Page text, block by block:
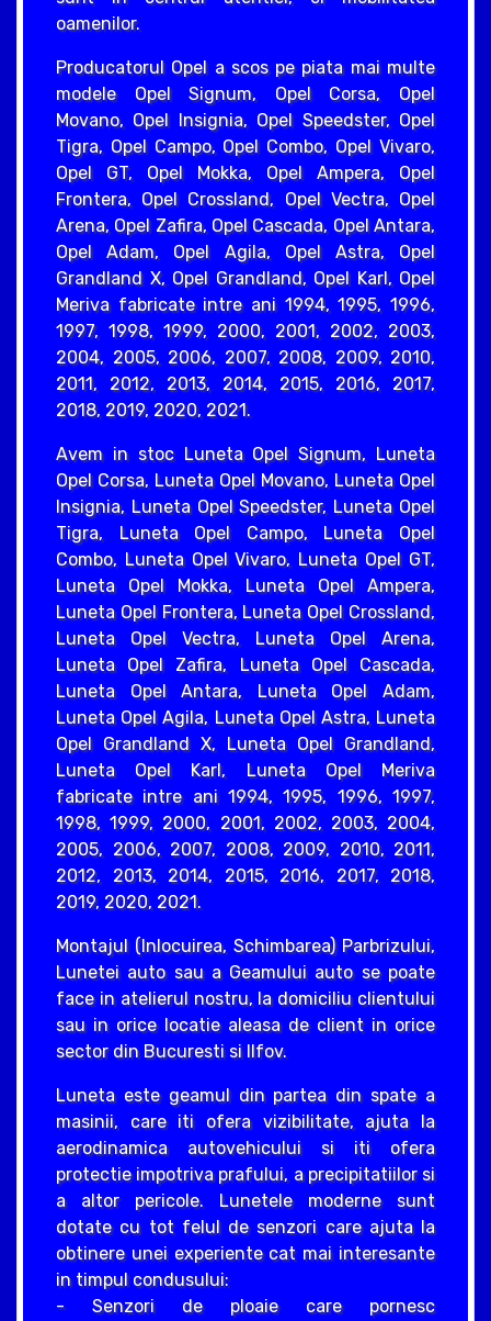
oamenilor.
Producatorul Opel a scos pe piata mai multe
modele Opel Signum, Opel Corsa, Opel
Movano, Opel Insignia, Opel Speedster, Opel
Tigra, Opel Campo, Opel Combo, Opel Vivaro,
Opel GT, Opel Mokka, Opel Ampera, Opel
Frontera, Opel Crossland, Opel Vectra, Opel
Arena, Opel Zafira, Opel Cascada, Opel Antara,
Opel Adam, Opel Agila, Opel Astra, Opel
Grandland X, Opel Grandland, Opel Karl, Opel
Meriva fabricate intre ani 1994, 1995, 1996,
1997, 1998, 1999, 2000, 2001, 2002, 2003,
2004, 2005, 2006, 2007, 2008, 2009, 2010,
2011, 2012, 2013, 2014, 2015, 2016, 2017,
2018, 2019, 2020, 2021.
Avem in stoc Luneta Opel Signum, Luneta
Opel Corsa, Luneta Opel Movano, Luneta Opel
Insignia, Luneta Opel Speedster, Luneta Opel
Tigra, Luneta Opel Campo, Luneta Opel
Combo, Luneta Opel Vivaro, Luneta Opel GT,
Luneta Opel Mokka, Luneta Opel Ampera,
Luneta Opel Frontera, Luneta Opel Crossland,
Luneta Opel Vectra, Luneta Opel Arena,
Luneta Opel Zafira, Luneta Opel Cascada,
Luneta Opel Antara, Luneta Opel Adam,
Luneta Opel Agila, Luneta Opel Astra, Luneta
Opel Grandland X, Luneta Opel Grandland,
Luneta Opel Karl, Luneta Opel Meriva
fabricate intre ani 1994, 1995, 1996, 1997,
1998, 1999, 2000, 2001, 2002, 2003, 2004,
2005, 2006, 2007, 2008, 2009, 2010, 2011,
2012, 2013, 2014, 2015, 2016, 2017, 2018,
2019, 2020, 2021.
Montajul (Inlocuirea, Schimbarea) Parbrizului,
Lunetei auto sau a Geamului auto se poate
face in atelierul nostru, la domiciliu clientului
sau in orice locatie aleasa de client in orice
sector din Bucuresti si Ilfov.
Luneta este geamul din partea din spate a
masinii, care iti ofera vizibilitate, ajuta la
aerodinamica autovehicului si iti ofera
protectie impotriva prafului, a precipitatiilor si
a altor pericole. Lunetele moderne sunt
dotate cu tot felul de senzori care ajuta la
obtinere unei experiente cat mai interesante
in timpul condusului:
- Senzori de ploaie care pornesc